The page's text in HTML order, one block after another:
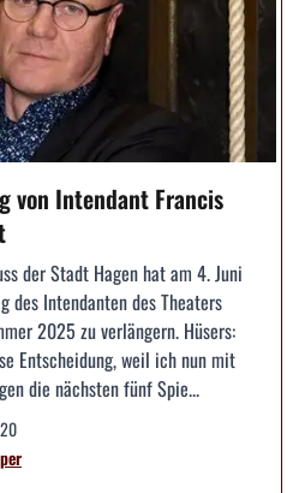
von Intendant Francis
der Stadt Hagen hat am 4. Juni
des Intendanten des Theaters
2025 zu verlängern. Hüsers:
Entscheidung, weil ich nun mit
die nächsten fünf Spie...